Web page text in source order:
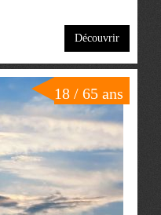
Découvrir
18 / 65 ans